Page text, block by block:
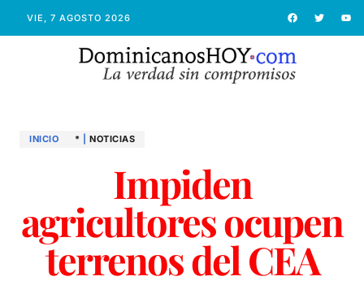
VIE, 7 AGOSTO 2026
INICIO * NOTICIAS
Impiden
agricultores ocupen
terrenos del CEA